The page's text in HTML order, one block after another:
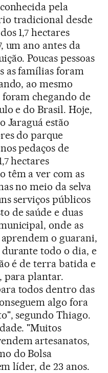
pela
tradicional desde
1,7 hectares
um ano antes da
Poucas pessoas
as famílias foram
ao mesmo
chegando de
e do Brasil. Hoje,
Jaraguá estão
do parque
pedaços de
hectares
têm a ver com as
no meio da selva
serviços públicos
de saúde e duas
onde as
aprendem o guarani,
todo o dia, e
é de terra batida e
para plantar.
todos dentro das
algo fora
segundo Thiago.
"Muitos
artesanatos,
do Bolsa
líder, de 23 anos.